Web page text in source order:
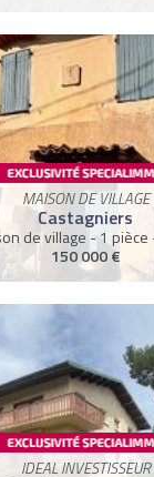
MAISON DE VILLAGE
Castagniers
de village - 1 pièce
150 000 €
IDEAL INVESTISSEUR